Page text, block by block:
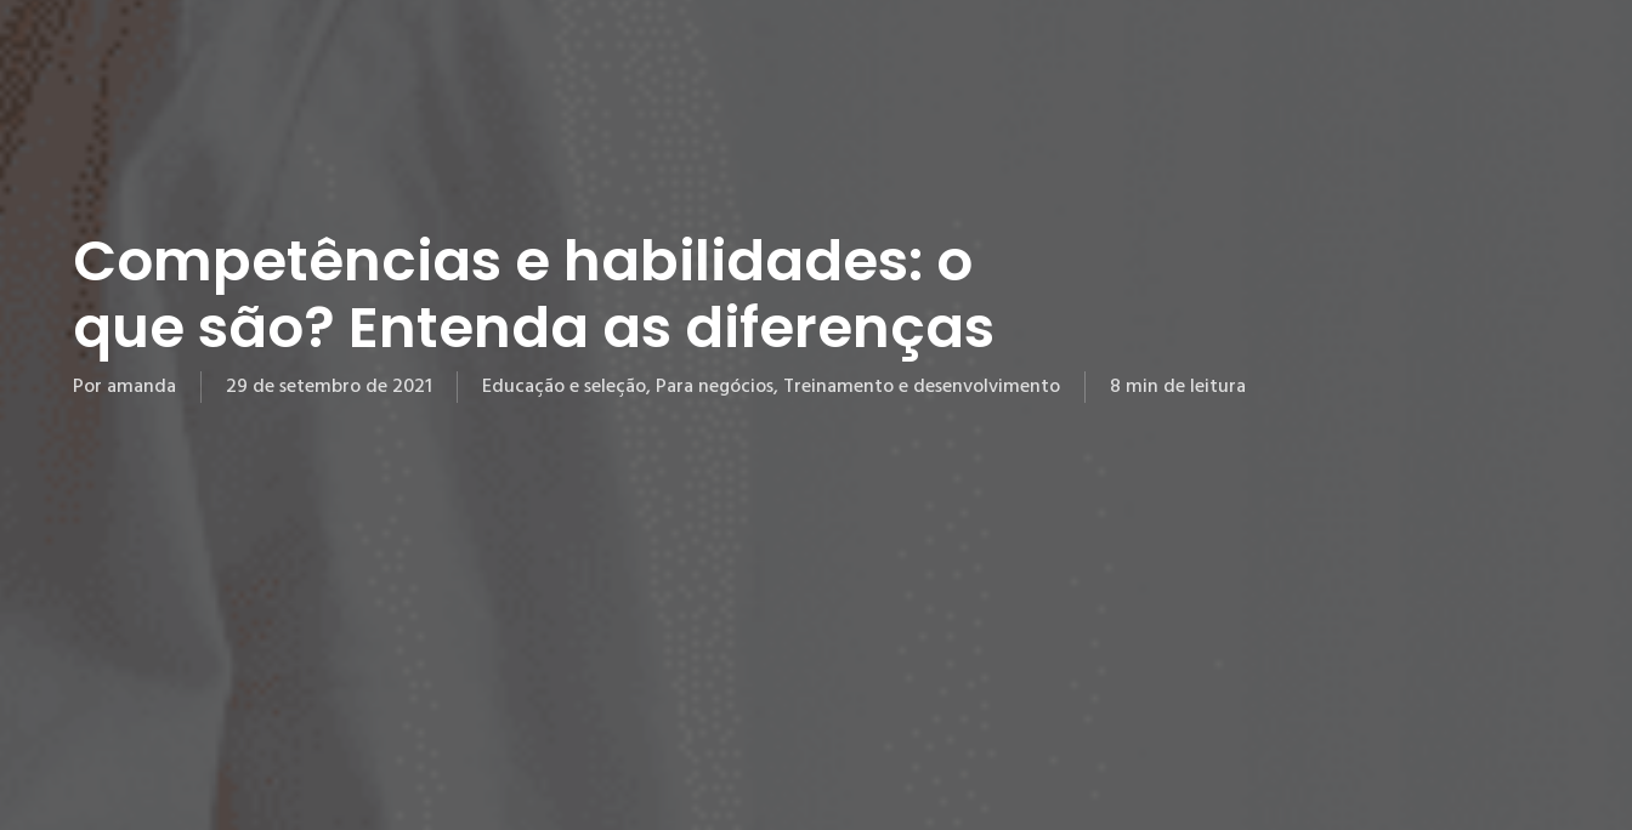
Competências e habilidades: o
que são? Entenda as diferenças
Por amanda 29 de setembro de 2021 Educação e seleção, Para negócios, Treinamento e desenvolvimento 8 min de leitura